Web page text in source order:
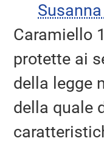
Caramiello
protette ai
della legge
della quale